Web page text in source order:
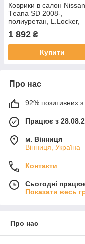
Коврики в салон Nissan
Тeana SD 2008-,
полиуретан, L.Locker,
1 892 ₴
Купити
Про нас
92% позитивних з
Працює з
м. Вінниця
Вінниця, Україна
Контакти
Сьогодні
Показати весь
Про нас